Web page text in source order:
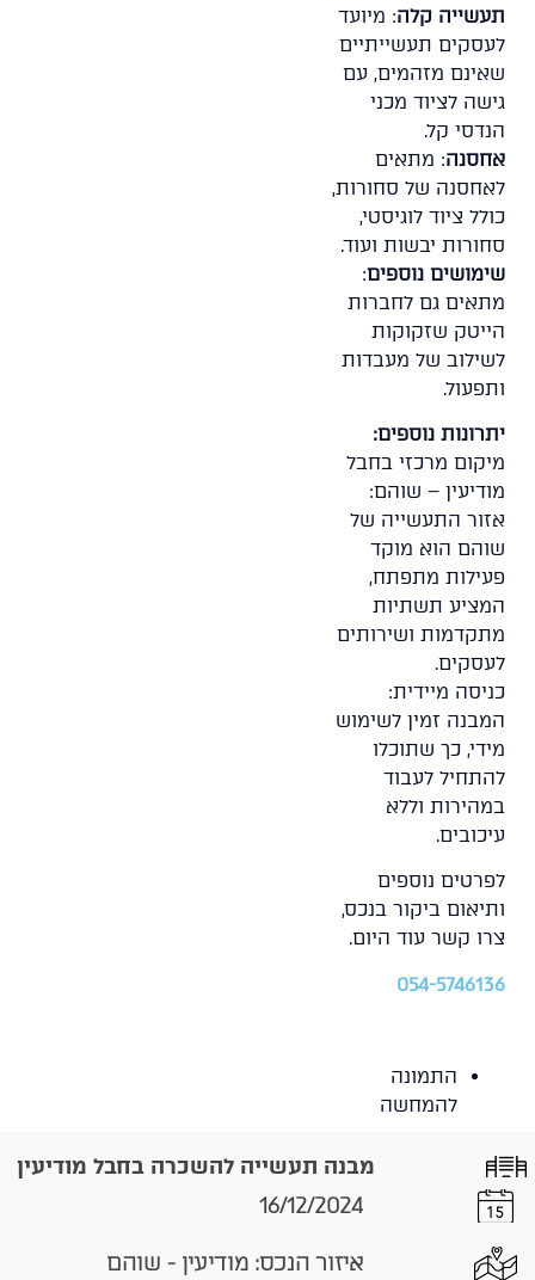
תעשייה קלה: מיועד
לעסקים תעשייתיים
שאינם מזהמים, עם
גישה לציוד מכני
הנדסי קל.
אחסנה: מתאים
לאחסנה של סחורות,
כולל ציוד לוגיסטי,
סחורות יבשות ועוד.
שימושים נוספים:
מתאים גם לחברות
הייטק שזקוקות
לשילוב של מעבדות
ותפעול.
יתרונות נוספים:
מיקום מרכזי בחבל
מודיעין – שוהם:
אזור התעשייה של
שוהם הוא מוקד
פעילות מתפתח,
המציע תשתיות
מתקדמות ושירותים
לעסקים.
כניסה מיידית:
המבנה זמין לשימוש
מידי, כך שתוכלו
להתחיל לעבוד
במהירות וללא
עיכובים.
לפרטים נוספים
ותיאום ביקור בנכס,
צרו קשר עוד היום.
054-5746136
התמונה
להמחשה
מבנה תעשייה להשכרה בחבל מודיעין
16/12/2024
איזור הנכס: מודיעין - שוהם